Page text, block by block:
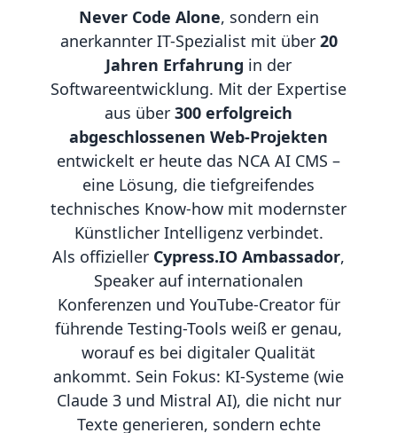
Never Code Alone, sondern ein
anerkannter IT-Spezialist mit über 20
Jahren Erfahrung in der
Softwareentwicklung. Mit der Expertise
aus über 300 erfolgreich
abgeschlossenen Web-Projekten
entwickelt er heute das NCA AI CMS –
eine Lösung, die tiefgreifendes
technisches Know-how mit modernster
Künstlicher Intelligenz verbindet.
Als offizieller Cypress.IO Ambassador,
Speaker auf internationalen
Konferenzen und YouTube-Creator für
führende Testing-Tools weiß er genau,
worauf es bei digitaler Qualität
ankommt. Sein Fokus: KI-Systeme (wie
Claude 3 und Mistral AI), die nicht nur
Texte generieren, sondern echte